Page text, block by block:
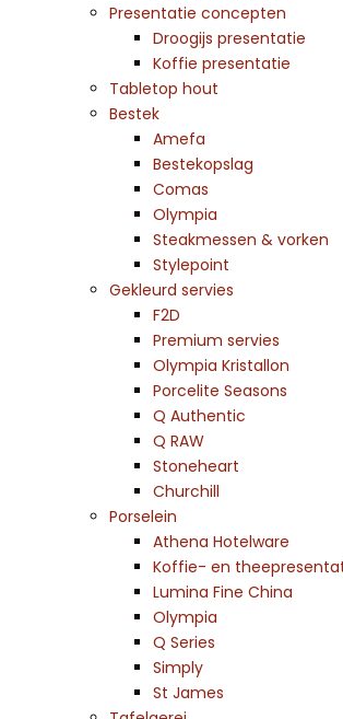
Presentatie concepten
Droogijs presentatie
Koffie presentatie
Tabletop hout
Bestek
Amefa
Bestekopslag
Comas
Olympia
Steakmessen & vorken
Stylepoint
Gekleurd servies
F2D
Premium servies
Olympia Kristallon
Porcelite Seasons
Q Authentic
Q RAW
Stoneheart
Churchill
Porselein
Athena Hotelware
Koffie- en
Lumina Fine China
Olympia
Q Series
Simply
St James